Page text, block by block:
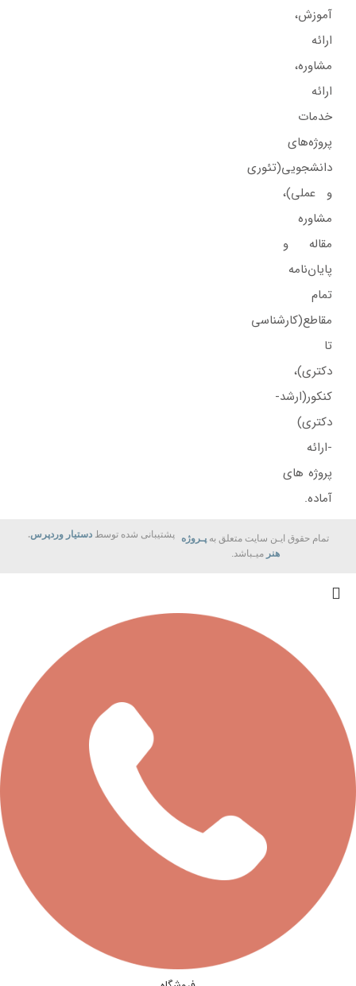
آموزش،
ارائه‌
مشاوره‌،
ارائه
خدمات
پروژه‌های‌
دانشجویی(تئوری
و عملی)،
مشاوره
مقاله و
پایان‌نامه
تمام
مقاطع(کارشناسی
تا
دکتری)،
کنکور(ارشد-
دکتری)
-ارائه
پروژه های
آماده.
تمام حقوق ایـن سایت متعلق به پـروژه
هنر میـباشد.
پشتیبانی شده توسطدستیار وردپرس.